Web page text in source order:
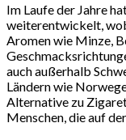
Im Laufe der Jahre
weiterentwickelt,
Aromen wie Minze,
auch außerhalb
Ländern wie
Alternative zu
Menschen, die auf